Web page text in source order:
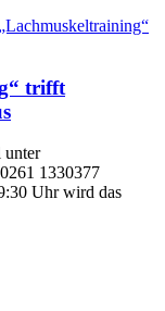
trifft
unter
1330377
Uhr wird das